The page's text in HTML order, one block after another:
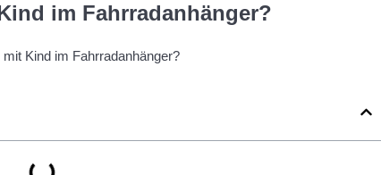
im Fahrradanhänger?